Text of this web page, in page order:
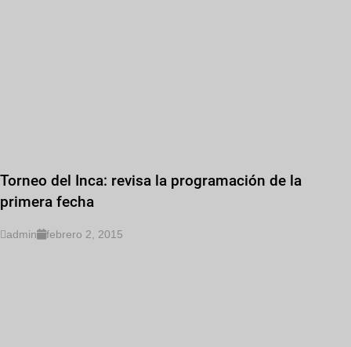
Torneo del Inca: revisa la programación de la
primera fecha
admin febrero 2, 2015